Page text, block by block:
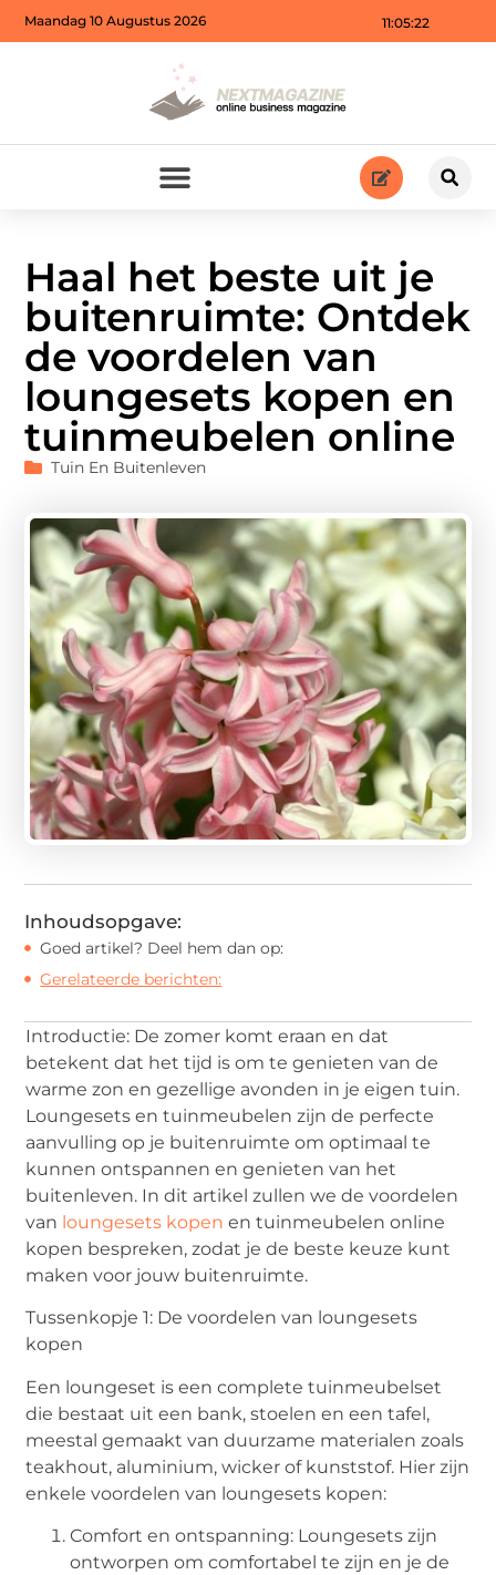
11:05:24
Maandag 10 Augustus 2026
Haal het beste uit je
buitenruimte: Ontdek
de voordelen van
loungesets kopen en
tuinmeubelen online
Tuin En Buitenleven
Inhoudsopgave:
Goed artikel? Deel hem dan op:
Gerelateerde berichten:
Introductie: De zomer komt eraan en dat
betekent dat het tijd is om te genieten van de
warme zon en gezellige avonden in je eigen tuin.
Loungesets en tuinmeubelen zijn de perfecte
aanvulling op je buitenruimte om optimaal te
kunnen ontspannen en genieten van het
buitenleven. In dit artikel zullen we de voordelen
van loungesets kopen en tuinmeubelen online
kopen bespreken, zodat je de beste keuze kunt
maken voor jouw buitenruimte.
Tussenkopje 1: De voordelen van loungesets
kopen
Een loungeset is een complete tuinmeubelset
die bestaat uit een bank, stoelen en een tafel,
meestal gemaakt van duurzame materialen zoals
teakhout, aluminium, wicker of kunststof. Hier zijn
enkele voordelen van loungesets kopen:
Comfort en ontspanning: Loungesets zijn
ontworpen om comfortabel te zijn en je de